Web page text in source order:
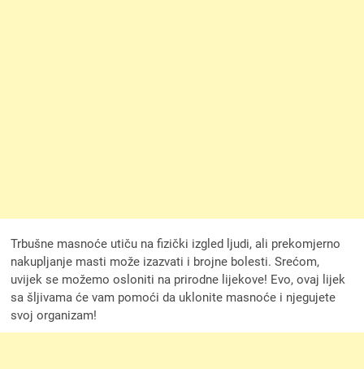
Trbušne masnoće utiču na fizički izgled ljudi, ali prekomjerno
nakupljanje masti može izazvati i brojne bolesti. Srećom,
uvijek se možemo osloniti na prirodne lijekove! Evo, ovaj lijek
sa šljivama će vam pomoći da uklonite masnoće i njegujete
svoj organizam!